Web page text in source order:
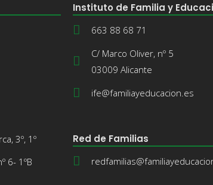
3º, 1º
6- 1ºB
Instituto de Familia y
663 88 68 71
C/ Marco Oliver, nº 5
03009 Alicante
ife@familiayeducacion.es
Red de Familias